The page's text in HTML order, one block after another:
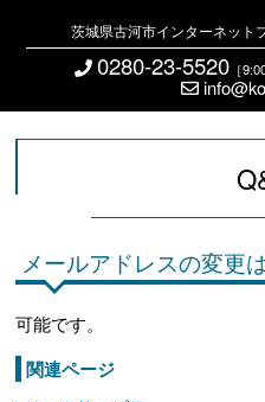
茨城県古河市インターネット
0280-23-5520 ［
メールアドレスの変更
可能です。
関連ページ